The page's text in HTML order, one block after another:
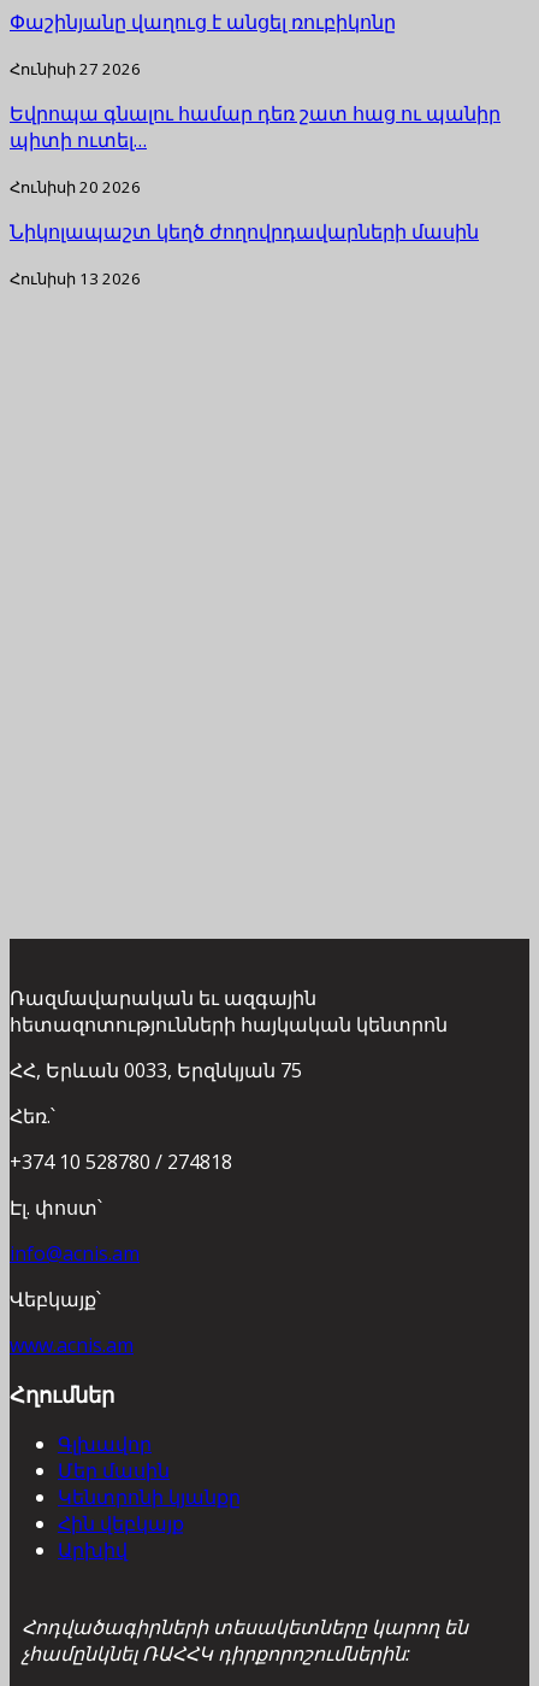
Փաշինյանը վաղուց է անցել ռուբիկոնը
Հունիսի 27 2026
Եվրոպա գնալու համար դեռ շատ հաց ու պանիր
պիտի ուտել…
Հունիսի 20 2026
Նիկոլապաշտ կեղծ ժողովրդավարների մասին
Հունիսի 13 2026
Ռազմավարական եւ ազգային
հետազոտությունների հայկական կենտրոն
ՀՀ, Երևան 0033, Երզնկյան 75
Հեռ.՝
+374 10 528780 / 274818
Էլ. փոստ՝
info@acnis.am
Վեբկայք՝
www.acnis.am
Հղումներ
Գլխավոր
Մեր մասին
Կենտրոնի կյանքը
Հին վեբկայք
Արխիվ
Հոդվածագիրների տեսակետները կարող են
չհամընկնել ՌԱՀՀԿ դիրքորոշումներին: